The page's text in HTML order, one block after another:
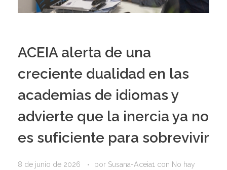
ACEIA alerta de una
creciente dualidad en las
academias de idiomas y
advierte que la inercia ya no
es suficiente para sobrevivir
8 de junio de 2026 por Susana-Aceia1 con No hay